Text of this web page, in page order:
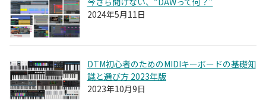
2024年5月11日
DTM初心者のためのMIDIキーボードの基礎知
識と選び方 2023年版
2023年10月9日